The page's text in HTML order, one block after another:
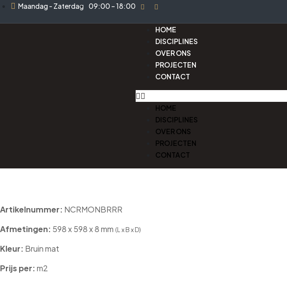
Maandag - Zaterdag 09:00 – 18:00
HOME
DISCIPLINES
OVER ONS
PROJECTEN
CONTACT
HOME
DISCIPLINES
OVER ONS
PROJECTEN
CONTACT
Artikelnummer: NCRMONBRRR
Afmetingen: 598 x 598 x 8 mm (L x B x D)
Kleur: Bruin mat
Prijs per:m2